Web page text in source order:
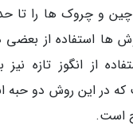
چین و چروک ها را تا
ها استفاده از بعضی
از انگوز تازه
در این روش دو حبه